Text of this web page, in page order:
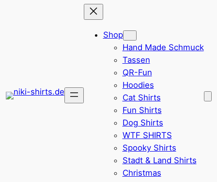
Shop
Hand Made Schmuck
Tassen
QR-Fun
Hoodies
Cat Shirts
Fun Shirts
Dog Shirts
WTF SHIRTS
Spooky Shirts
Stadt & Land Shirts
Christmas